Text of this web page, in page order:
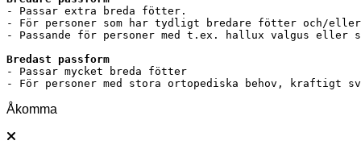
- Passar extra breda fötter.
- För personer som har tydligt bredare fötter och/eller
- Passande för personer med t.ex. hallux valgus
- Passar mycket breda fötter
- För personer med stora ortopediska behov, kraftigt
Åkomma